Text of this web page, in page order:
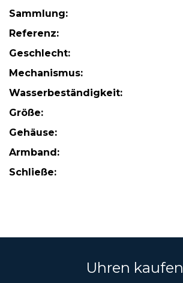
Sammlung:
Referenz:
Geschlecht:
Mechanismus:
Wasserbeständigkeit:
Größe:
Gehäuse:
Armband:
Schließe:
Uhren kaufen